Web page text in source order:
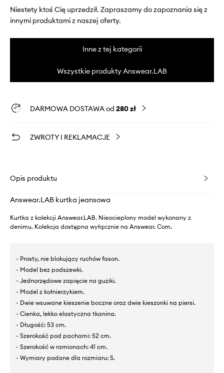
Niestety ktoś Cię uprzedził. Zapraszamy do zapoznania się z
innymi produktami z naszej oferty.
Inne z tej kategorii
Wszystkie produkty Answear.LAB
DARMOWA DOSTAWA od 280 zł
ZWROTY I REKLAMACJE
Opis produktu
Answear.LAB kurtka jeansowa
Kurtka z kolekcji Answear.LAB. Nieocieplony model wykonany z
denimu. Kolekcja dostępna wyłącznie na Answear. Com.
- Prosty, nie blokujący ruchów fason.
- Model bez podszewki.
- Jednorzędowe zapięcie na guziki.
- Model z kołnierzykiem.
- Dwie wsuwane kieszenie boczne oraz dwie kieszonki na piersi.
- Cienka, lekko elastyczna tkanina.
- Długość: 53 cm.
- Szerokość pod pachami: 52 cm.
- Szerokość w ramionach: 41 cm.
- Wymiary podane dla rozmiaru: S.